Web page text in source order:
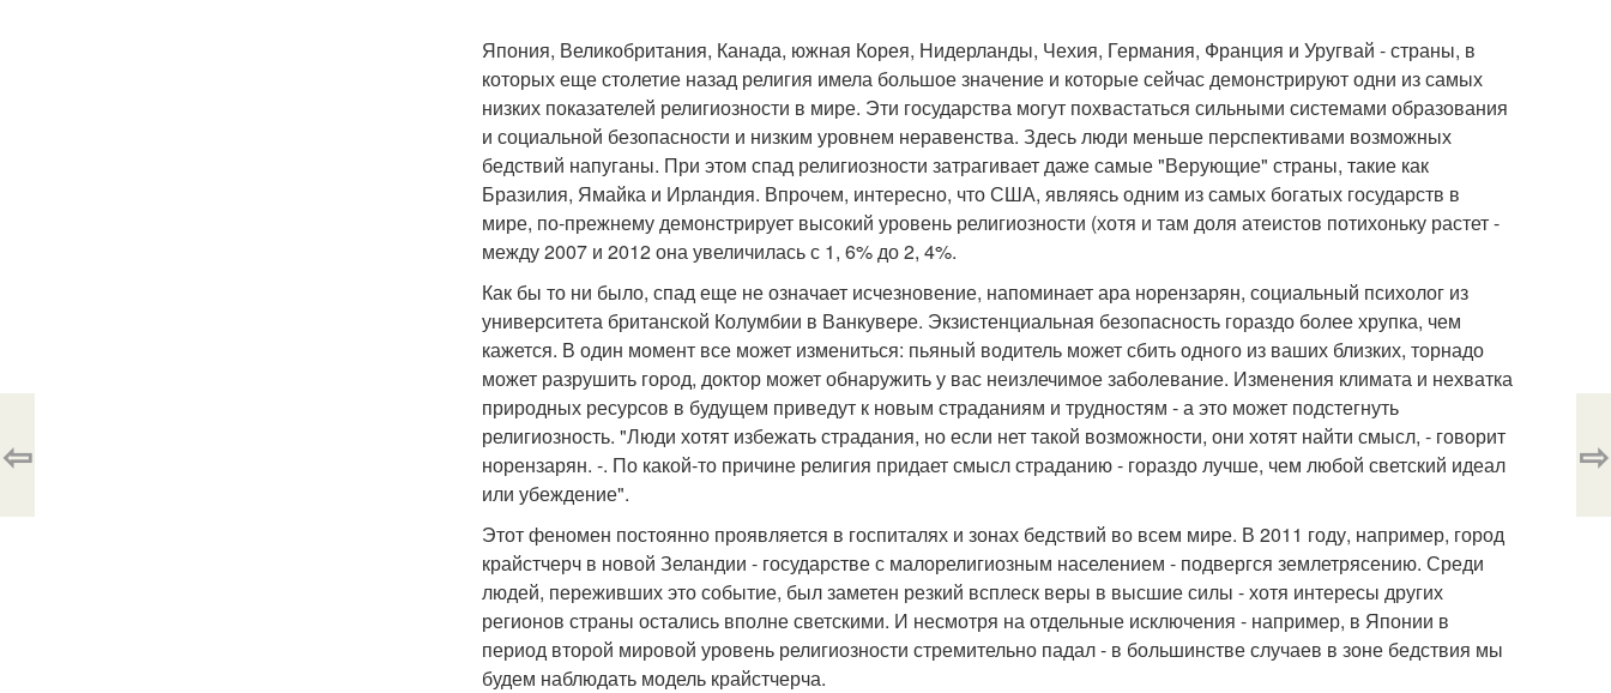
Япония, Великобритания, Канада, южная Корея, Нидерланды, Чехия, Германия, Франция и Уругвай - страны, в
которых еще столетие назад религия имела большое значение и которые сейчас демонстрируют одни из самых
низких показателей религиозности в мире. Эти государства могут похвастаться сильными системами образования
и социальной безопасности и низким уровнем неравенства. Здесь люди меньше перспективами возможных
бедствий напуганы. При этом спад религиозности затрагивает даже самые "Верующие" страны, такие как
Бразилия, Ямайка и Ирландия. Впрочем, интересно, что США, являясь одним из самых богатых государств в
мире, по-прежнему демонстрирует высокий уровень религиозности (хотя и там доля атеистов потихоньку растет -
между 2007 и 2012 она увеличилась с 1, 6% до 2, 4%.
Как бы то ни было, спад еще не означает исчезновение, напоминает ара норензарян, социальный психолог из
университета британской Колумбии в Ванкувере. Экзистенциальная безопасность гораздо более хрупка, чем
кажется. В один момент все может измениться: пьяный водитель может сбить одного из ваших близких, торнадо
может разрушить город, доктор может обнаружить у вас неизлечимое заболевание. Изменения климата и нехватка
природных ресурсов в будущем приведут к новым страданиям и трудностям - а это может подстегнуть
религиозность. "Люди хотят избежать страдания, но если нет такой возможности, они хотят найти смысл, - говорит
норензарян. -. По какой-то причине религия придает смысл страданию - гораздо лучше, чем любой светский идеал
или убеждение".
Этот феномен постоянно проявляется в госпиталях и зонах бедствий во всем мире. В 2011 году, например, город
крайстчерч в новой Зеландии - государстве с малорелигиозным населением - подвергся землетрясению. Среди
людей, переживших это событие, был заметен резкий всплеск веры в высшие силы - хотя интересы других
регионов страны остались вполне светскими. И несмотря на отдельные исключения - например, в Японии в
период второй мировой уровень религиозности стремительно падал - в большинстве случаев в зоне бедствия мы
будем наблюдать модель крайстчерча.
⇦ ⇨